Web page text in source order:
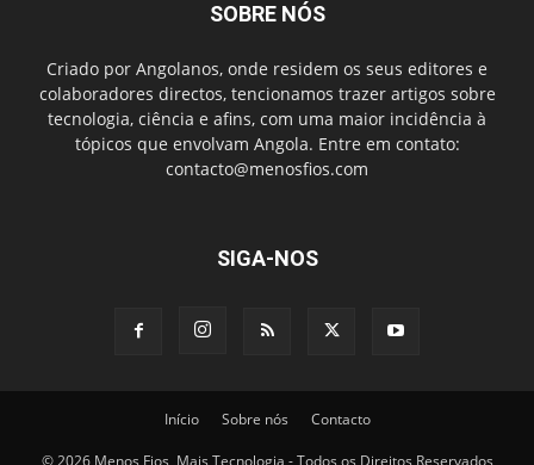
SOBRE NÓS
Criado por Angolanos, onde residem os seus editores e
colaboradores directos, tencionamos trazer artigos sobre
tecnologia, ciência e afins, com uma maior incidência à
tópicos que envolvam Angola. Entre em contato:
contacto@menosfios.com
SIGA-NOS
Início Sobre nós Contacto